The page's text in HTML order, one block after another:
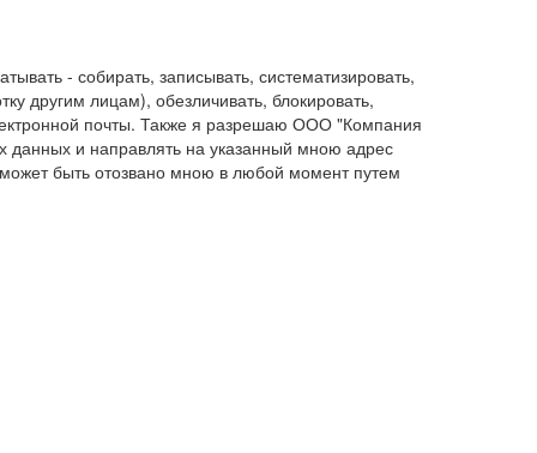
- собирать, записывать, систематизировать,
другим лицам), обезличивать, блокировать,
почты. Также я разрешаю ООО "Компания
данных и направлять на указанный мною адрес
быть отозвано мною в любой момент путем